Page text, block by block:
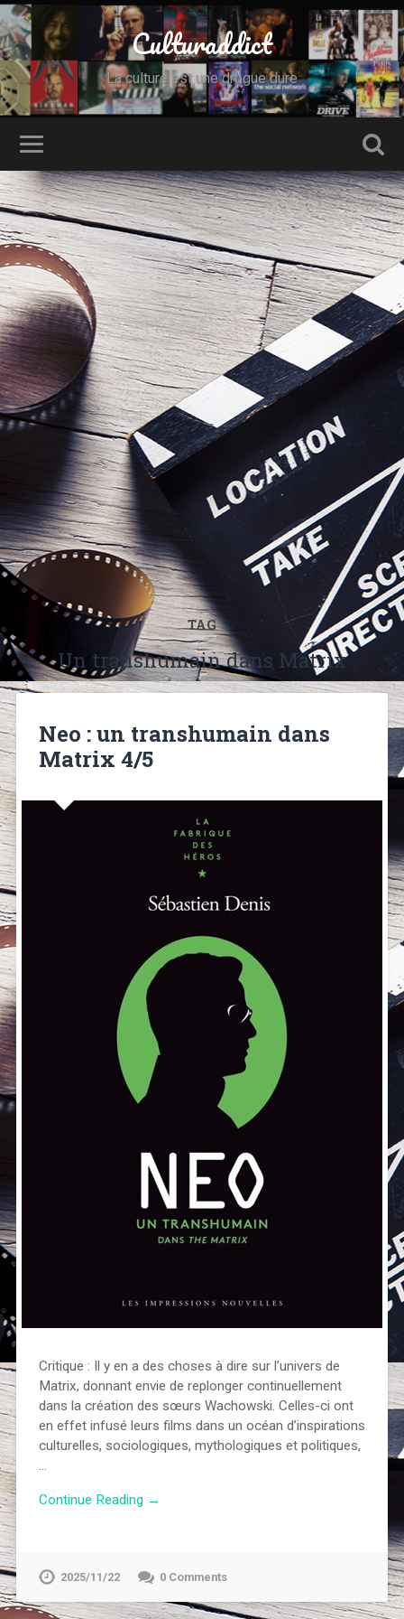
Culturaddict
La culture est une drogue dure
TAG
Un transhumain dans Matrix
Neo : un transhumain dans
Matrix 4/5
Critique : Il y en a des choses à dire sur l’univers de
Matrix, donnant envie de replonger continuellement
dans la création des sœurs Wachowski. Celles-ci ont
en effet infusé leurs films dans un océan d’inspirations
culturelles, sociologiques, mythologiques et politiques,
…
Continue Reading →
2025/11/22 0 Comments